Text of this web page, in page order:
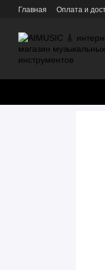
Перейти к основному
Главная Оплата и